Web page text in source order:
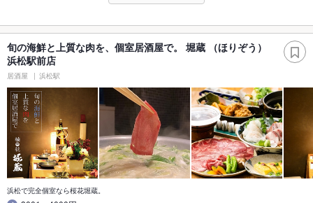
旬の海鮮と上質な肉を、個室居酒屋で。 堀蔵 （ほりぞう）
浜松駅前店
居酒屋 浜松駅
浜松で完全個室なら桜花堀蔵。